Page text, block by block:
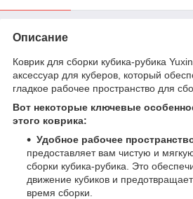
Описание
Коврик для сборки кубика-рубика
аксессуар для куберов, который
гладкое рабочее пространство для
Вот некоторые ключевые
этого коврика:
Удобное рабочее
предоставляет вам чистую и
сборки кубика-рубика. Это
движение кубиков и
время сборки.